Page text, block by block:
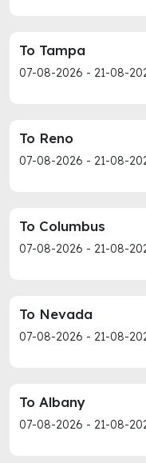
To Tampa
07-08-2026 - 21-08-
To Reno
07-08-2026 - 21-08-
To Columbus
07-08-2026 - 21-08-
To Nevada
07-08-2026 - 21-08-
To Albany
07-08-2026 - 21-08-